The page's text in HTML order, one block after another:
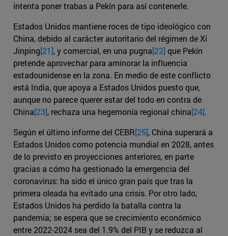
intenta poner trabas a Pekín para así contenerle.
Estados Unidos mantiene roces de tipo ideológico con
China, debido al carácter autoritario del régimen de Xi
Jinping[21], y comercial, en una pugna[22] que Pekín
pretende aprovechar para aminorar la influencia
estadounidense en la zona. En medio de este conflicto
está India, que apoya a Estados Unidos puesto que,
aunque no parece querer estar del todo en contra de
China[23], rechaza una hegemonía regional china[24].
Según el último informe del CEBR[25], China superará a
Estados Unidos como potencia mundial en 2028, antes
de lo previsto en proyecciones anteriores, en parte
gracias a cómo ha gestionado la emergencia del
coronavirus: ha sido el único gran país que tras la
primera oleada ha evitado una crisis. Por otro lado,
Estados Unidos ha perdido la batalla contra la
pandemia; se espera que se crecimiento económico
entre 2022-2024 sea del 1.9% del PIB y se reduzca al